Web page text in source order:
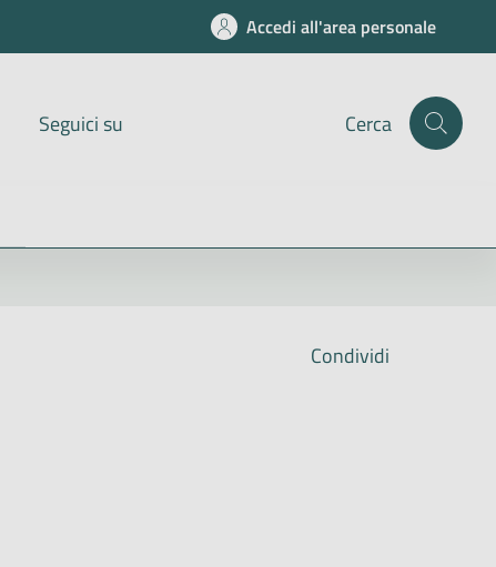
Accedi all'area personale
Seguici su Cerca
Condividi